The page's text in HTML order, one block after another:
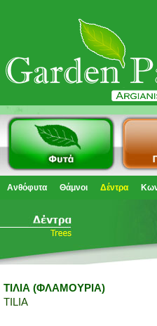
Ανθόφυτα Θάμνοι Δέντρα
ΤΙΛΙΑ (ΦΛΑΜΟΥΡΙΑ)
TILIA